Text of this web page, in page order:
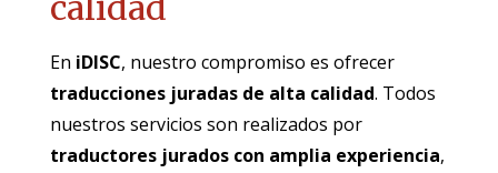
En iDISC, nuestro compromiso es ofrecer
traducciones juradas de alta calidad. Todos
nuestros servicios son realizados por
traductores jurados con amplia experiencia,